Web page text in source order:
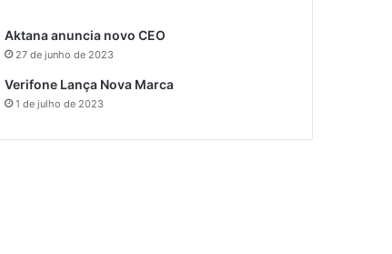
Aktana anuncia novo CEO
27 de junho de 2023
Verifone Lança Nova Marca
1 de julho de 2023